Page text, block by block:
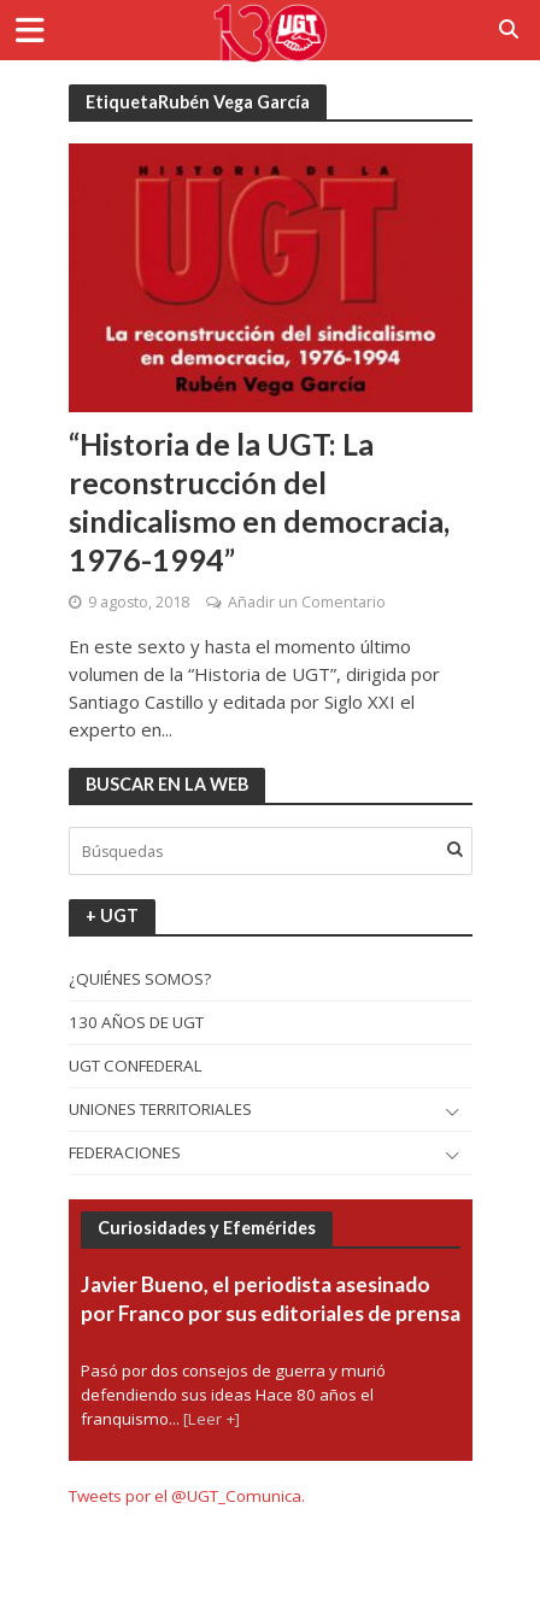
EtiquetaRubén Vega García
“Historia de la UGT: La
reconstrucción del
sindicalismo en democracia,
1976-1994”
9 agosto, 2018 Añadir un Comentario
En este sexto y hasta el momento último
volumen de la “Historia de UGT”, dirigida por
Santiago Castillo y editada por Siglo XXI el
experto en...
BUSCAR EN LA WEB
+ UGT
¿QUIÉNES SOMOS?
130 AÑOS DE UGT
UGT CONFEDERAL
UNIONES TERRITORIALES
FEDERACIONES
Curiosidades y Efemérides
Javier Bueno, el periodista asesinado
por Franco por sus editoriales de prensa
Pasó por dos consejos de guerra y murió
defendiendo sus ideas Hace 80 años el
franquismo... [Leer +]
Tweets por el @UGT_Comunica.